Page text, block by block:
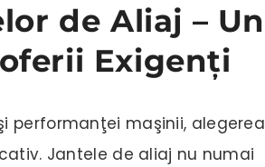
de Aliaj – Un
Exigenţi
performanţei maşinii, alegerea
Jantele de aliaj nu numai